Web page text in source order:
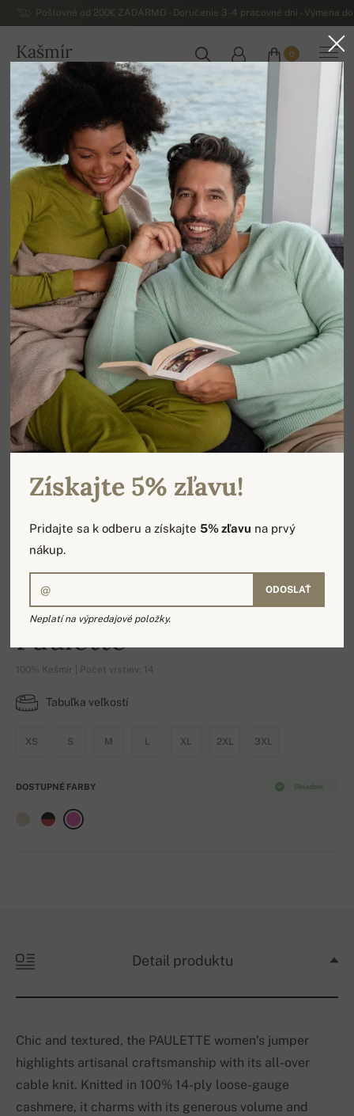
Poštovné od 200€ ZADARMO - Doručenie 3-4 pracovné dni - Výmena
Kašmír
SLOVENSKO
0
Domov
Luxusné dámske kašmírové svetre
Dámske hrubé zimné kašmírové svetre
Paulette
100% Kašmír | Počet vrstiev: 14
Tabuľka veľkostí
XS S M L XL 2XL 3XL
Skladom
DOSTUPNÉ FARBY
Detail produktu
Chic and textured, the PAULETTE women’s jumper
highlights artisanal craftsmanship with its all-over
cable knit. Knitted in 100% 14-ply loose-gauge
cashmere, it charms with its generous volume and
Získajte 5% zľavu!
Pridajte sa k odberu a získajte5% zľavu na prvý
nákup.
ODOSLAŤ
Neplatí na výpredajové položky.